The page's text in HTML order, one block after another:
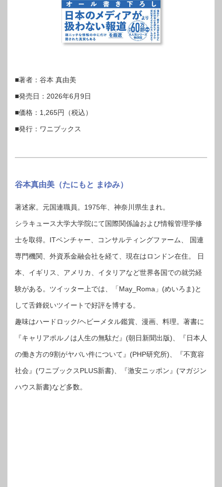
■著者：谷本 真由美
■発売日：2026年6月9日
■価格：1,265円（税込）
■発行：ワニブックス
谷本真由美（たにもと まゆみ）
著述家。元国連職員。1975年、神奈川県生まれ。
シラキュース大学大学院にて国際関係論および情報管理学修
士を取得。ITベンチャー、コンサルティングファーム、 国連
専門機関、外資系金融会社を経て、現在はロンドン在住。 日
本、イギリス、アメリカ、イタリアなど世界各国での就労経
験がある。ツイッター上では、「May_Roma」(めいろま)と
して舌鋒鋭いツイートで好評を博する。
趣味はハードロック/ヘビーメタル鑑賞、漫画、料理。著書に
『キャリアポルノは人生の無駄だ』(朝日新聞出版)、『日本人
の働き方の9割がヤバい件について』(PHP研究所)、『不寛容
社会』(ワニブックスPLUS新書)、『激安ニッポン』(マガジン
ハウス新書)など多数。